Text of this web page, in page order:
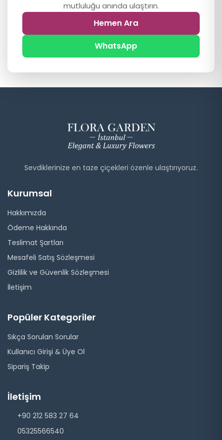
mutluluğu anında ulaştırın.
Hemen Ara
WhatsApp
Sevdiklerinize en taze çiçekleri özenle ulaştırıyoruz.
Kurumsal
Hakkımızda
Ödeme Hakkında
Teslimat Şartları
Mesafeli Satış Sözleşmesi
Gizlilik ve Güvenlik Sözleşmesi
İletişim
Popüler Kategoriler
Sıkça Sorulan Sorular
Kullanıcı Girişi & Üye Ol
Sipariş Takip
İletişim
+90 212 583 27 64
05325566540